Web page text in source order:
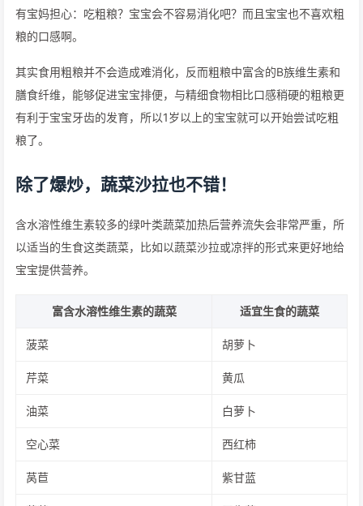
有宝妈担心：吃粗粮？宝宝会不容易消化吧？而且宝宝也不喜欢粗
粮的口感啊。
其实食用粗粮并不会造成难消化，反而粗粮中富含的B族维生素和
膳食纤维，能够促进宝宝排便，与精细食物相比口感稍硬的粗粮更
有利于宝宝牙齿的发育，所以1岁以上的宝宝就可以开始尝试吃粗
粮了。
除了爆炒，蔬菜沙拉也不错！
含水溶性维生素较多的绿叶类蔬菜加热后营养流失会非常严重，所
以适当的生食这类蔬菜，比如以蔬菜沙拉或凉拌的形式来更好地给
宝宝提供营养。
富含水溶性维生素的蔬菜 适宜生食的蔬菜
菠菜 胡萝卜
芹菜 黄瓜
油菜 白萝卜
空心菜 西红柿
莴苣 紫甘蓝